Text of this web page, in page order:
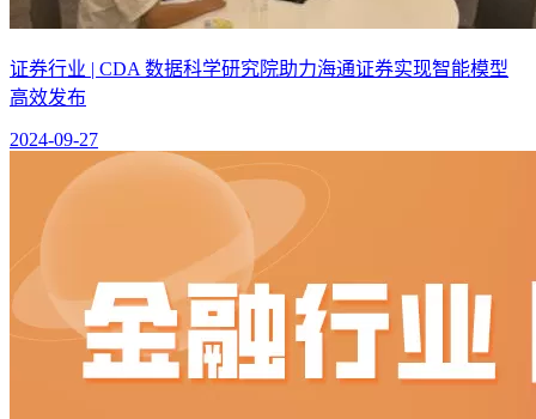
证券行业 | CDA 数据科学研究院助力海通证券实现智能模型
高效发布
2024-09-27